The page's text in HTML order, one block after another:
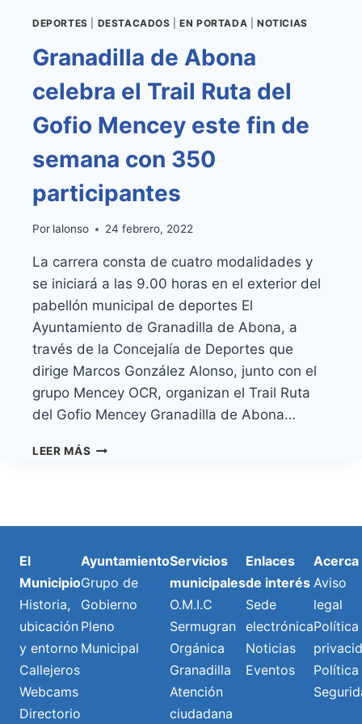
DEPORTES DESTACADOS |EN PORTADA |NOTICIAS
Granadilla de Abona
celebra el Trail Ruta del
Gofio Mencey este fin de
semana con 350
participantes
Por lalonso 24 febrero, 2022
La carrera consta de cuatro modalidades y
se iniciará a las 9.00 horas en el exterior del
pabellón municipal de deportes El
Ayuntamiento de Granadilla de Abona, a
través de la Concejalía de Deportes que
dirige Marcos González Alonso, junto con el
grupo Mencey OCR, organizan el Trail Ruta
del Gofio Mencey Granadilla de Abona…
LEER MÁS GRANADILLA
DEL
GOFIO
MENCEY
FIN
DE
PARTICIPANTES
El
Municipio
Historia,
ubicación
y entorno
Callejeros
Webcams
Directorio
Ayuntamiento
Grupo de
Gobierno
Pleno
Municipal
Servicios
municipales
O.M.I.C
Sermugran
Orgánica
Granadilla
Atención
ciudadana
Enlaces
de interés
Sede
electrónica
Noticias
Eventos
Acerca
Aviso
legal
Política
Política